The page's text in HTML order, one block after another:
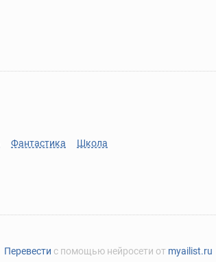
Фантастика
Школа
Перевести с помощью нейросети от myailist.ru